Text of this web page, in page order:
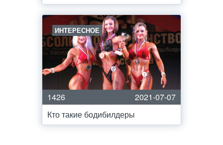
ИНТЕРЕСНОЕ
1426
2021-07-07
Кто такие бодибилдеры